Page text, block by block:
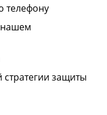
телефону
нашем
защиты